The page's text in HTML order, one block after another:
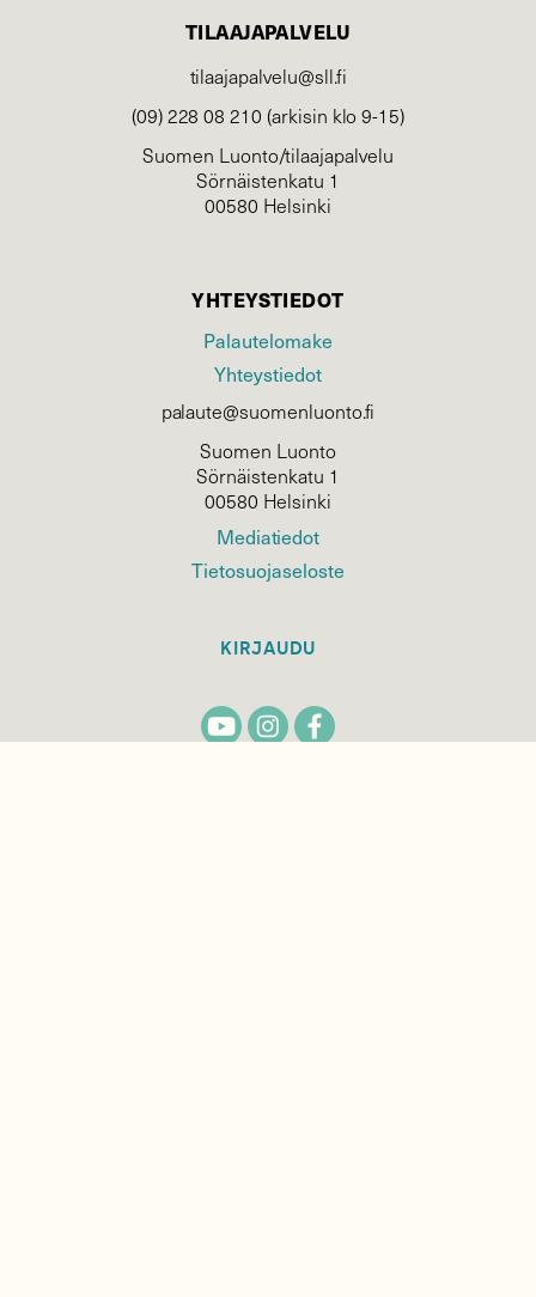
TILAAJAPALVELU
tilaajapalvelu@sll.fi
(09) 228 08 210 (arkisin klo 9-15)
Suomen Luonto/tilaajapalvelu
Sörnäistenkatu 1
00580 Helsinki
YHTEYSTIEDOT
Palautelomake
Yhteystiedot
palaute@suomenluonto.fi
Suomen Luonto
Sörnäistenkatu 1
00580 Helsinki
Mediatiedot
Tietosuojaseloste
KIRJAUDU